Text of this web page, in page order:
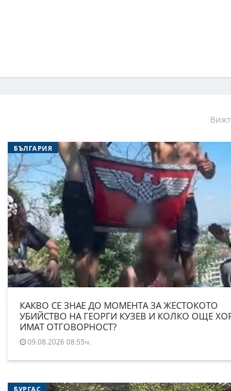
БЪЛГАРИЯ
КАКВО СЕ ЗНАЕ ДО МОМЕНТА ЗА ЖЕСТОКОТО
УБИЙСТВО НА ГЕОРГИ КУЗЕВ И КОЛКО ОЩЕ
ИМАТ ОТГОВОРНОСТ?
09.08.2026 08:55ч.
БУРГАС